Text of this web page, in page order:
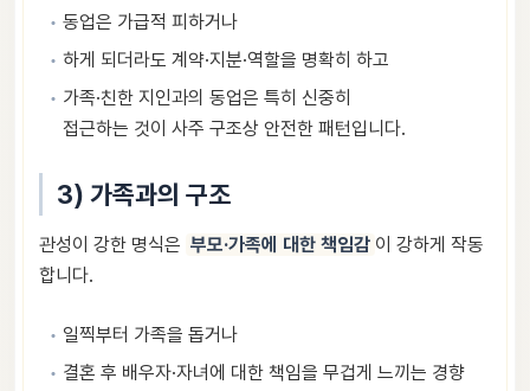
동업은 가급적 피하거나
하게 되더라도 계약·지분·역할을 명확히 하고
가족·친한 지인과의 동업은 특히 신중히
접근하는 것이 사주 구조상 안전한 패턴입니다.
3) 가족과의 구조
관성이 강한 명식은 부모·가족에 대한 책임감 이 강하게 작동
합니다.
일찍부터 가족을 돕거나
결혼 후 배우자·자녀에 대한 책임을 무겁게 느끼는 경향